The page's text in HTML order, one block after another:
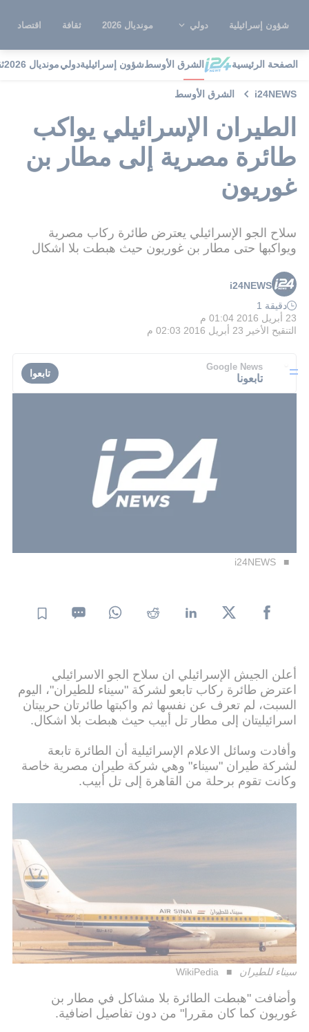
شؤون إسرائيلية دولي مونديال 2026 ثقافة اقتصاد
الصفحة الرئيسية الشرق الأوسطشؤون إسرائيليةدوليمونديال 2026
i24NEWS الشرق الأوسط
الطيران الإسرائيلي يواكب
طائرة مصرية إلى مطار بن
غوريون
سلاح الجو الإسرائيلي يعترض طائرة ركاب مصرية
ويواكبها حتى مطار بن غوريون حيث هبطت بلا اشكال
i24NEWS
دقيقة 1
23 أبريل 2016 01:04 م
التنقيح الأخير 23 أبريل 2016 02:03 م
Google News
تابعونا تابعوا
i24NEWS
أعلن الجيش الإسرائيلي ان سلاح الجو الاسرائيلي
اعترض طائرة ركاب تابعو لشركة "سيناء للطيران"، اليوم
السبت، لم تعرف عن نفسها ثم واكبتها طائرتان حربيتان
اسرائيليتان إلى مطار تل أبيب حيث هبطت بلا اشكال.
وأفادت وسائل الاعلام الإسرائيلية أن الطائرة تابعة
لشركة طيران "سيناء" وهي شركة طيران مصرية خاصة
وكانت تقوم برحلة من القاهرة إلى تل أبيب.
سيناء للطيران WikiPedia
وأضافت "هبطت الطائرة بلا مشاكل في مطار بن
غوريون كما كان مقررا" من دون تفاصيل اضافية.